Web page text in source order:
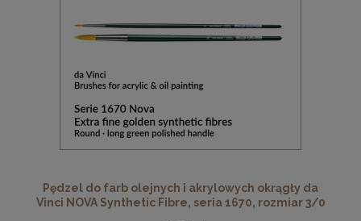
Pędzel do farb olejnych i akrylowych okrągły da
Vinci NOVA Synthetic Fibre, seria 1670, rozmiar 3/0